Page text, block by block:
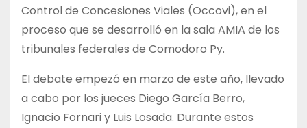
Control de Concesiones Viales (Occovi), en el
proceso que se desarrolló en la sala AMIA de los
tribunales federales de Comodoro Py.
El debate empezó en marzo de este año, llevado
a cabo por los jueces Diego García Berro,
Ignacio Fornari y Luis Losada. Durante estos